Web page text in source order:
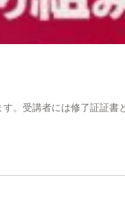
受講者には修了証証書